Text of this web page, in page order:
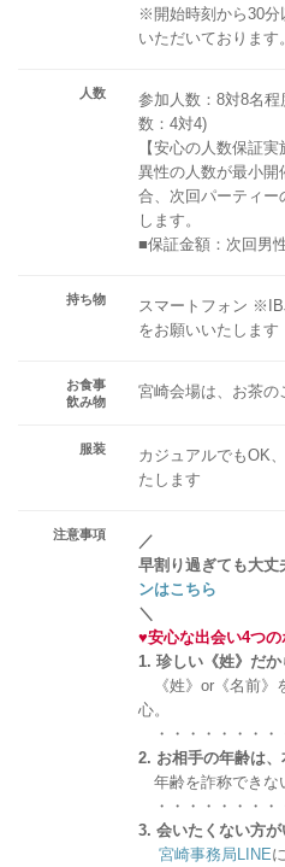
※開始時刻から30分
いただいております。
人数
参加人数：8対8名程
数：4対4)
【安心の人数保証実
異性の人数が最小開
合、次回パーティー
します。
■保証金額：次回男
持ち物
スマートフォン
をお願いいたします
お食事
飲み物
宮崎会場は、お茶の
服装
カジュアルでもOK
たします
注意事項
／
早割り過ぎても大丈
ンはこちら
＼
♥安心な出会い4つの
1. 珍しい《姓》だ
《姓》or《名前》
心。
・・・・・・・・
2. お相手の年齢は、
年齢を詐称できな
・・・・・・・・
3. 会いたくない方が
宮崎事務局LINE